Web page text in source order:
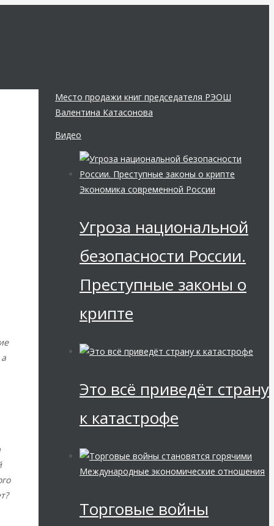
Место продажи книг председателя РЭОШ
Валентина Катасонова
Видео
Экономика современной России
Угроза национальной
безопасности России.
Преступные законы о
крипте
Это всё приведёт страну
к катастрофе
Международные экономические отношения
Торговые войны